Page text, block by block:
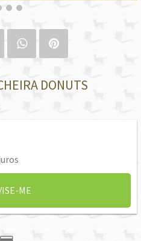
DONUTS
ME